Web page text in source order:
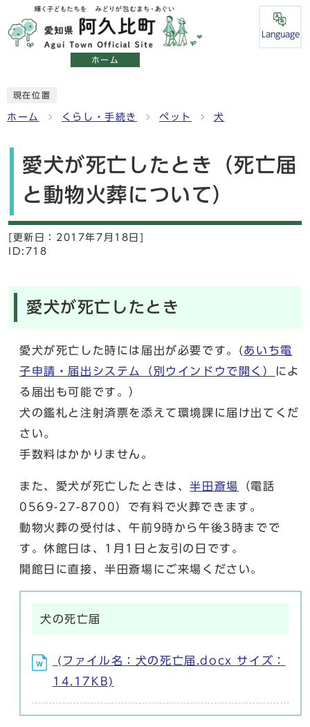
ホーム
Language
現在位置
ホーム くらし・手続き ペット 犬
愛犬が死亡したとき（死亡届
と動物火葬について）
[更新日： 2017年7月18日]
ID:718
愛犬が死亡したとき
愛犬が死亡した時には届出が必要です。(あいち電
子申請・届出システム
（別ウインドウで開く）
によ
る届出も可能です。）
犬の鑑札と注射済票を添えて環境課に届け出てくだ
さい。
手数料はかかりません。
また、愛犬が死亡したときは、半田斎場
（電話
0569-27-8700）で有料で火葬できます。
動物火葬の受付は、午前9時から午後3時までで
す。休館日は、1月1日と友引の日です。
開館日に直接、半田斎場にご来場ください。
犬の死亡届
(ファイル名：犬の死亡届.docx サイズ：
14.17KB)